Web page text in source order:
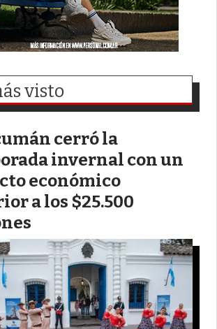
visto
cerró la
invernal con un
económico
a los $25.500